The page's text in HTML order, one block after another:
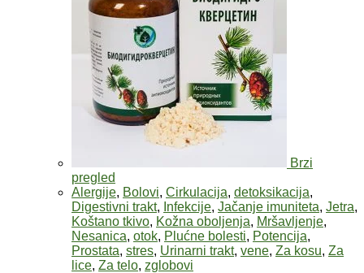
Brzi
pregled
Alergije, Bolovi, Cirkulacija, detoksikacija,
Digestivni trakt, Infekcije, Jačanje imuniteta, Jetra,
Koštano tkivo, Kožna oboljenja, Mršavljenje,
Nesanica, otok, Plućne bolesti, Potencija,
Prostata, stres, Urinarni trakt, vene, Za kosu, Za
lice, Za telo, zglobovi